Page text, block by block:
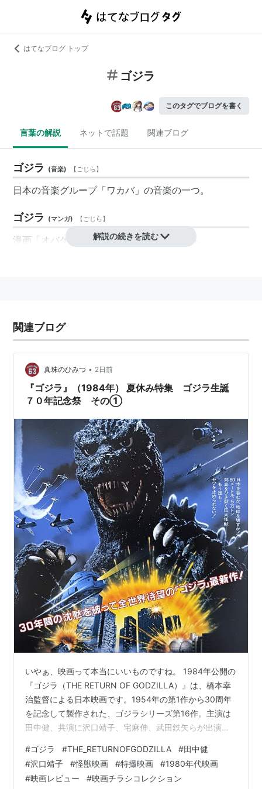
はてなブログ トップ
ゴジラ
このタグでブログを書く
言葉の解説 ネットで話題 関連ブログ
ゴジラ (音楽) 【ごじら】
日本の音楽グループ「ワカバ」の音楽の一つ。
ゴジラ (マンガ) 【ごじら】
漫画「オバケのQ太郎」に登場するガキ大将。
ブタゴリラ
解説の続きを読む
関連ブログ
真珠のひみつ • 2日前
『ゴジラ』（1984年） 夏休み特集 ゴジラ生誕
７０年記念祭 その①
いやぁ、映画って本当にいいものですね。 1984年公開の
『ゴジラ（THE RETURN OF GODZILLA）』は、橋本幸
治監督による日本映画です。1954年の第1作から30周年
を記念して製作された、ゴジラシリーズ第16作。主演は
田中健、共演に沢口靖子、宅麻伸、武田鉄矢らが出演し
トし、1954年版の直接的な続編として制作された本作。
そのため、昭和のゴジラシリーズに登場した他の怪獣は
登場せず、初代ゴジラ以来の「人類の脅威としてのゴジ
#ゴジラ #THE_RETURNOFGODZILLA #田中健
#沢口靖子 #怪獣映画 #特撮映画 #1980年代映画
#映画レビュー #映画チラシコレクション